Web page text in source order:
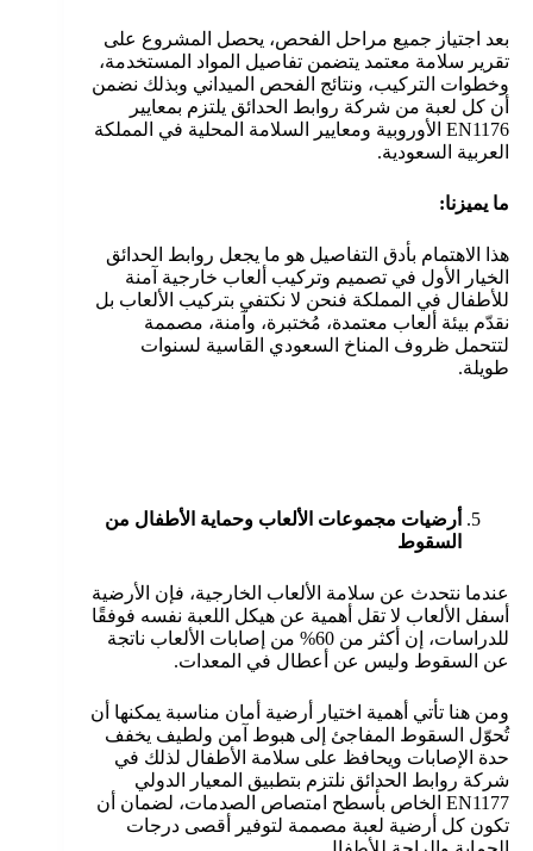
بعد اجتياز جميع مراحل الفحص، يحصل المشروع على
تقرير سلامة معتمد يتضمن تفاصيل المواد المستخدمة،
وخطوات التركيب، ونتائج الفحص الميداني وبذلك نضمن
أن كل لعبة من شركة روابط الحدائق يلتزم بمعايير
EN1176 الأوروبية ومعايير السلامة المحلية في المملكة
العربية السعودية.
ما يميزنا:
هذا الاهتمام بأدق التفاصيل هو ما يجعل روابط الحدائق
الخيار الأول في تصميم وتركيب ألعاب خارجية آمنة
للأطفال في المملكة فنحن لا نكتفي بتركيب الألعاب بل
نقدّم بيئة ألعاب معتمدة، مُختبرة، وآمنة، مصممة
لتتحمل ظروف المناخ السعودي القاسية لسنوات
طويلة.
أرضيات مجموعات الألعاب وحماية الأطفال من
السقوط
عندما نتحدث عن سلامة الألعاب الخارجية، فإن الأرضية
أسفل الألعاب لا تقل أهمية عن هيكل اللعبة نفسه فوفقًا
للدراسات، إن أكثر من 60% من إصابات الألعاب ناتجة
عن السقوط وليس عن أعطال في المعدات.
ومن هنا تأتي أهمية اختيار أرضية أمان مناسبة يمكنها أن
تُحوّل السقوط المفاجئ إلى هبوط آمن ولطيف يخفف
حدة الإصابات ويحافظ على سلامة الأطفال لذلك في
شركة روابط الحدائق نلتزم بتطبيق المعيار الدولي
EN1177 الخاص بأسطح امتصاص الصدمات، لضمان أن
تكون كل أرضية لعبة مصممة لتوفير أقصى درجات